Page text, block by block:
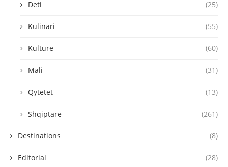
Deti (25)
Kulinari (55)
Kulture (60)
Mali (31)
Qytetet (13)
Shqiptare (261)
Destinations (8)
Editorial (28)